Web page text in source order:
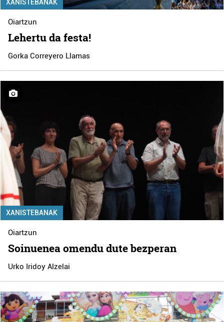
XANISTEBANAK
Oiartzun
Lehertu da festa!
Gorka Correyero Llamas
XANISTEBANAK
Oiartzun
Soinuenea omendu dute bezperan
Urko Iridoy Alzelai